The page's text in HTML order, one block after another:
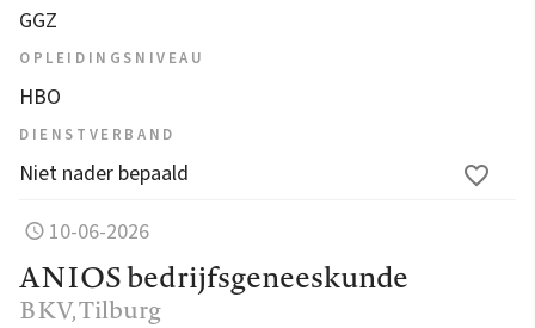
GGZ
OPLEIDINGSNIVEAU
HBO
DIENSTVERBAND
Niet nader bepaald
10-06-2026
ANIOS bedrijfsgeneeskunde
BKV, Tilburg